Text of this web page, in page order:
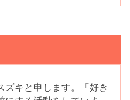
ズキと申します。「好き